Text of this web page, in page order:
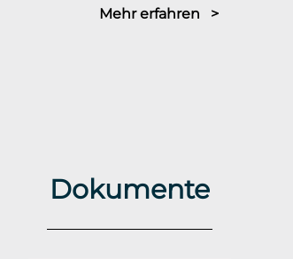
Mehr erfahren >
Dokumente